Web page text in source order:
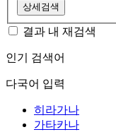
상세검색
결과 내 재검색
인기 검색어
다국어 입력
히라가나
가타카나